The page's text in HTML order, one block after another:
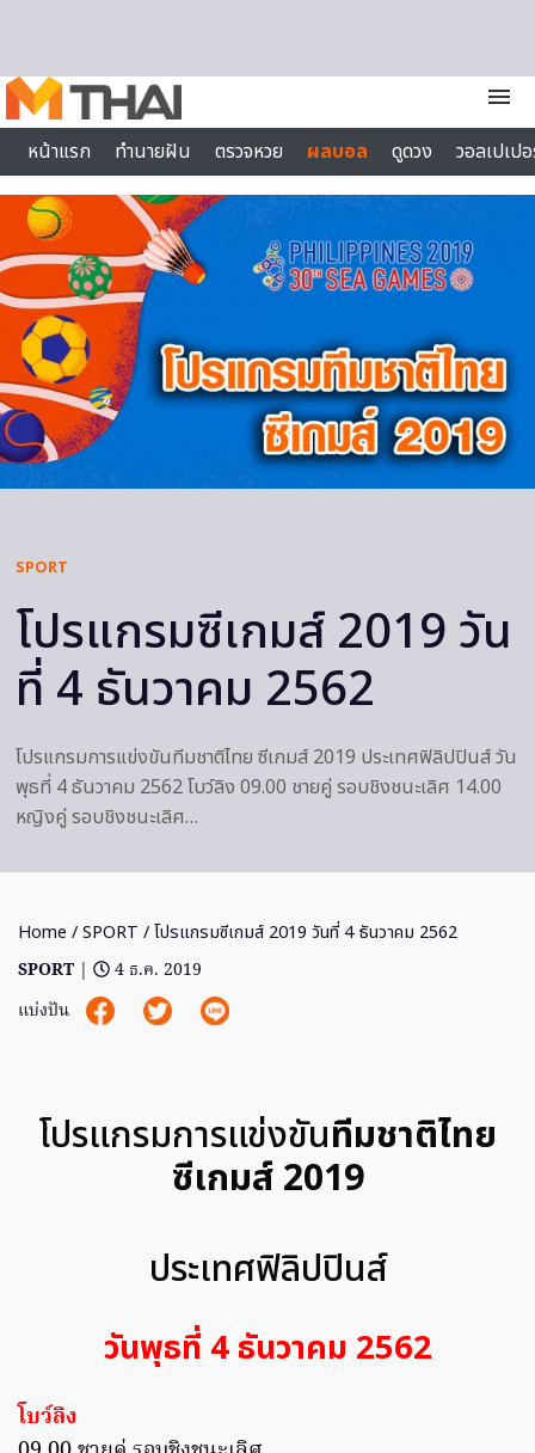
menu
หน้าแรก
ทำนายฝัน ตรวจหวย ผลบอล ดูดวง
วอลเปเป
ไลฟ์สไตล์
SPORT
โปรแกรมซีเกมส์ 2019 วัน
ที่ 4 ธันวาคม 2562
โปรแกรมการแข่งขันทีมชาติไทย ซีเกมส์ 2019 ประเทศฟิลิปปินส์ วัน
พุธที่ 4 ธันวาคม 2562 โบว์ลิง 09.00 ชายคู่ รอบชิงชนะเลิศ 14.00
หญิงคู่ รอบชิงชนะเลิศ…
Home /SPORT / โปรแกรมซีเกมส์ 2019 วันที่ 4 ธันวาคม 2562
SPORT |
4 ธ.ค. 2019
แบ่งปัน
โปรแกรมการแข่งขันทีมชาติไทย
ซีเกมส์ 2019
ประเทศฟิลิปปินส์
วันพุธที่ 4 ธันวาคม 2562
โบว์ลิง